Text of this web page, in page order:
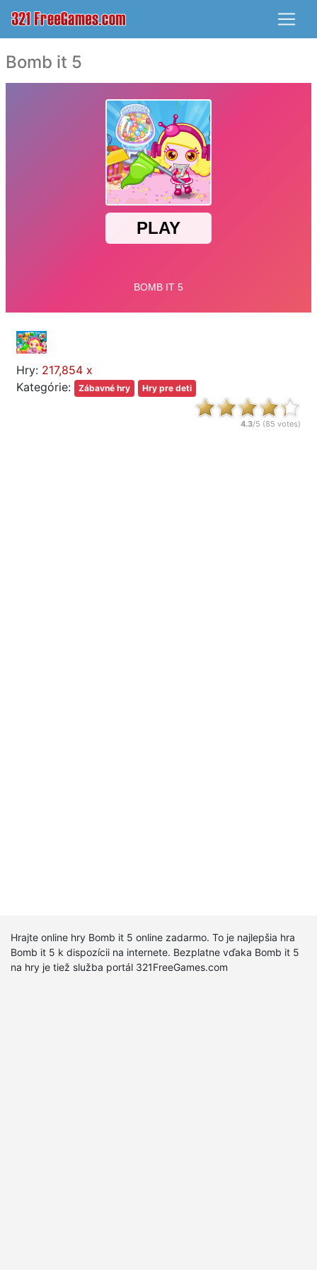
Bomb it 5
Hry: 217,854 x
Kategórie:
Zábavné hry Hry pre deti
4.3/5 (85 votes)
Hrajte online hry Bomb it 5 online zadarmo. To je najlepšia hra
Bomb it 5 k dispozícii na internete. Bezplatne vďaka Bomb it 5
na hry je tiež služba portál 321FreeGames.com